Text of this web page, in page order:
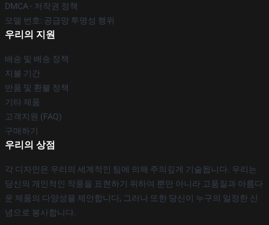
DMCA - 저작권 정책
모델 번호: 공급망 투명성 행위
우리의 지원
배송 및 배송 정책
지불 기간
반품 및 환불 정책
기타 제품
고객지원 (FAQ)
구매하기
우리의 상점
각 디자인은 우리의 세계적인 팀에 의해 주의깊게 기술됩니다. 우리는
당신의 개인적인 작풍을 표현하기 위하여 뿐만 아니라 고품질과 아름다
운 제품의 다양성을 제안합니다, 그러나 또한 당신이 누구의 일정한 신
념으로 봉사합니다.